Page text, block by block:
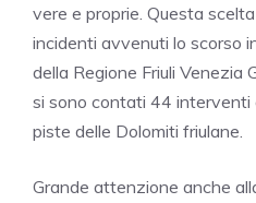
vere e proprie. Questa
incidenti avvenuti lo scorso
della Regione Friuli Venezia
si sono contati 44 interventi
piste delle Dolomiti friulane.
Grande attenzione anche